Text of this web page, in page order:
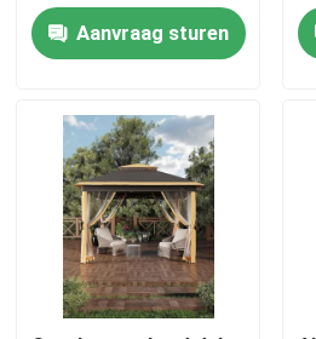
Contacteer ons
Verzoek om een Citaat
De Pergola van het
De Pergola van
Aanvraag sturen